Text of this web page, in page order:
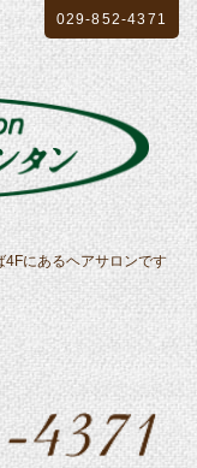
にあるヘアサロンです
029-852-4371